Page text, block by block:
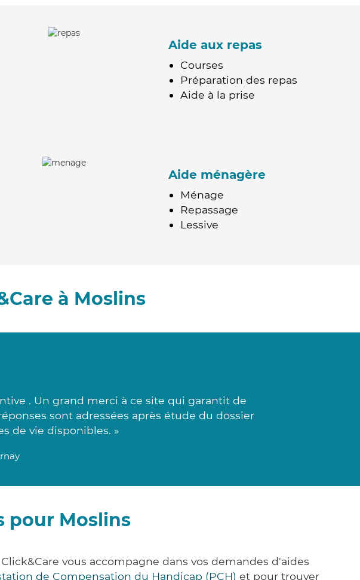
Aide aux repas
Courses
Préparation des repas
Aide à la prise
Aide ménagère
Ménage
Repassage
Lessive
à Moslins
. Un grand merci à ce site qui garantit de
sont adressées après étude du dossier
de vie disponibles. »
pour Moslins
vous accompagne dans vos demandes d'aides
de Compensation du Handicap (PCH) et pour trouver